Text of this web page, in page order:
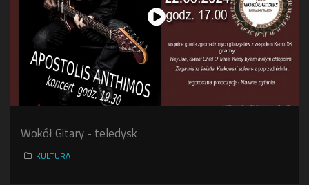
Wokół Gitary - teledysk
KULTURA